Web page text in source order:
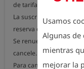
Usamos
Algunas de
mientras
mejorar la
de tarifa plana.
La suscripción se paga
reserva o de la
Se renueva
cancele.
Para cancelarla, es